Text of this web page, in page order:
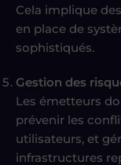
Cela implique
en place de
sophistiqués.
Gestion des
Les émetteurs
prévenir les
utilisateurs, et
infrastructures